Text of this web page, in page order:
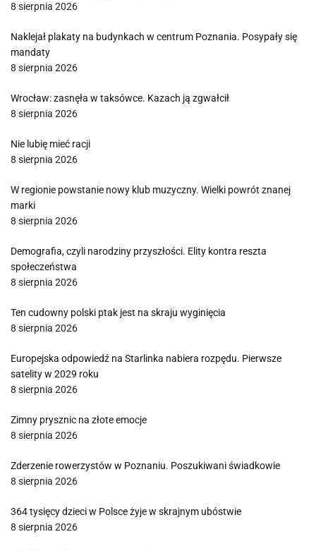
8 sierpnia 2026
Naklejał plakaty na budynkach w centrum Poznania. Posypały się
mandaty
8 sierpnia 2026
Wrocław: zasnęła w taksówce. Kazach ją zgwałcił
8 sierpnia 2026
Nie lubię mieć racji
8 sierpnia 2026
W regionie powstanie nowy klub muzyczny. Wielki powrót znanej
marki
8 sierpnia 2026
Demografia, czyli narodziny przyszłości. Elity kontra reszta
społeczeństwa
8 sierpnia 2026
Ten cudowny polski ptak jest na skraju wyginięcia
8 sierpnia 2026
Europejska odpowiedź na Starlinka nabiera rozpędu. Pierwsze
satelity w 2029 roku
8 sierpnia 2026
Zimny prysznic na złote emocje
8 sierpnia 2026
Zderzenie rowerzystów w Poznaniu. Poszukiwani świadkowie
8 sierpnia 2026
364 tysięcy dzieci w Polsce żyje w skrajnym ubóstwie
8 sierpnia 2026